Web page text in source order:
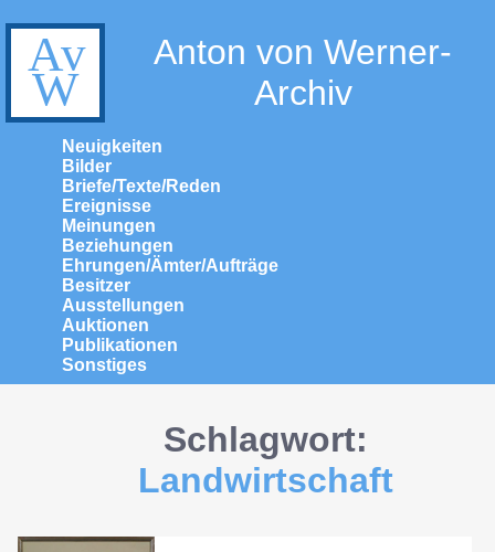
Anton von Werner-
Archiv
Neuigkeiten
Bilder
Briefe/Texte/Reden
Ereignisse
Meinungen
Beziehungen
Ehrungen/Ämter/Aufträge
Besitzer
Ausstellungen
Auktionen
Publikationen
Sonstiges
Schlagwort:
Landwirtschaft